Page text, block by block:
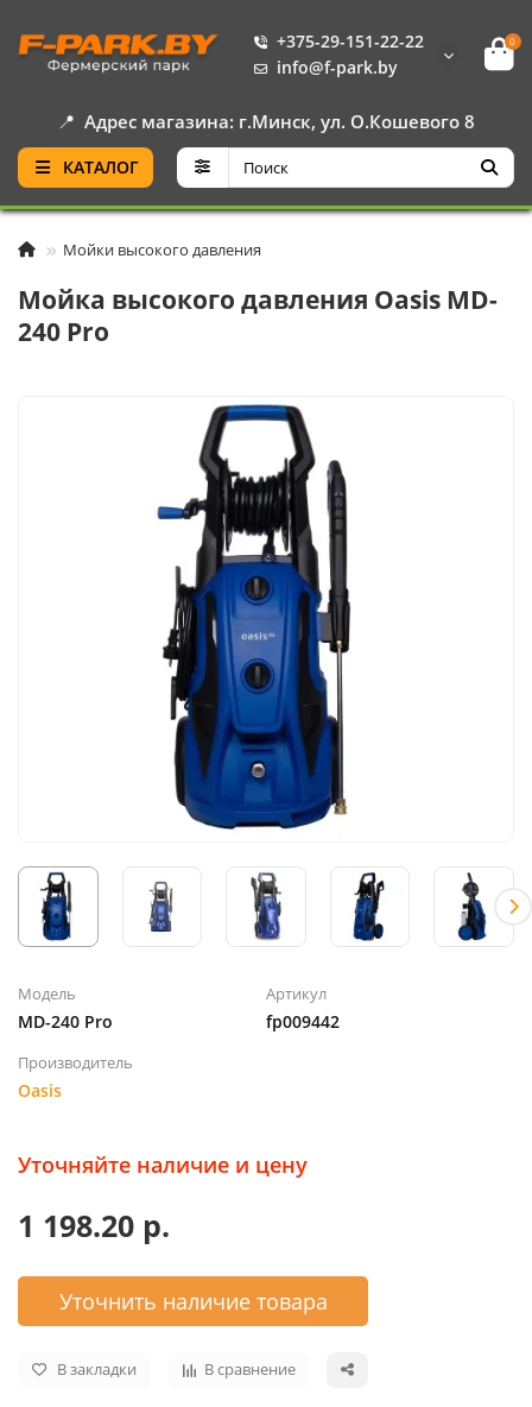
+375-29-151-22-22
info@f-park.by
0
📍 Адрес магазина: г.Минск, ул. О.Кошевого 8
КАТАЛОГ
Мойки высокого давления
Мойка высокого давления Oasis MD-
240 Pro
Модель
MD-240 Pro
Артикул
fp009442
Производитель
Oasis
Уточняйте наличие и цену
1 198.20 р.
Уточнить наличие товара
В закладки В сравнение